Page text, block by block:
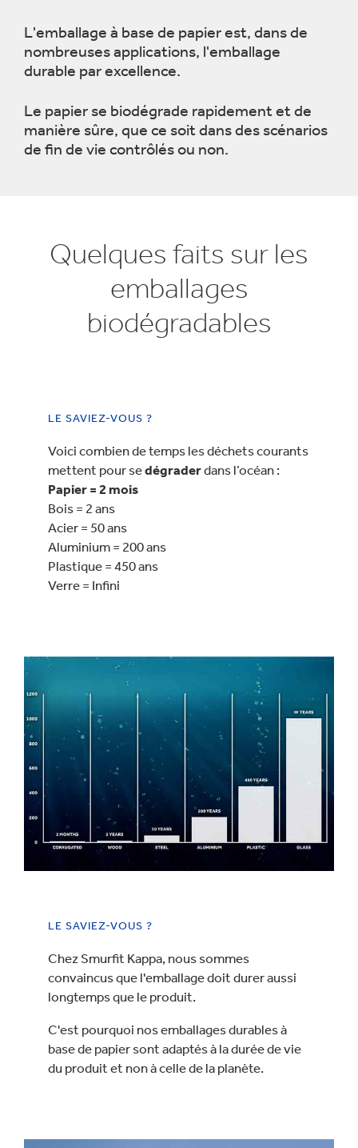
L'emballage à base de papier est, dans de
nombreuses applications, l'emballage
durable par excellence.
Le papier se biodégrade rapidement et de
manière sûre, que ce soit dans des scénarios
de fin de vie contrôlés ou non.
Quelques faits sur les
emballages
biodégradables
LE SAVIEZ-VOUS ?
Voici combien de temps les déchets courants
mettent pour sedégraderdans l’océan :
Papier = 2 mois
Bois = 2 ans
Acier = 50 ans
Aluminium = 200 ans
Plastique = 450 ans
Verre = Infini
LE SAVIEZ-VOUS ?
Chez Smurfit Kappa, nous sommes
convaincus que l'emballage doit durer aussi
longtemps que le produit.
C'est pourquoi nos emballages durables à
base de papier sont adaptés à la durée de vie
du produit et non à celle de la planète.